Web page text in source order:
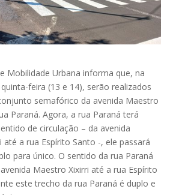
Mobilidade Urbana informa que, na
feira (13 e 14), serão realizados
semafórico da avenida Maestro
Paraná. Agora, a rua Paraná terá
de circulação – da avenida
até a rua Espírito Santo -, ele passará
para único. O sentido da rua Paraná
Maestro Xixirri até a rua Espírito
este trecho da rua Paraná é duplo e